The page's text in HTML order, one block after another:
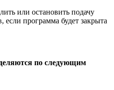
или остановить подачу
если программа будет закрыта
по следующим